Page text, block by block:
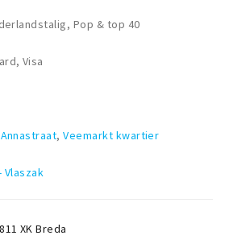
Pop & top 40
Visa
,Veemarkt kwartier
XK Breda